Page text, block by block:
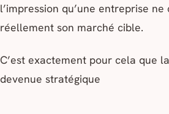
l’impression qu’une entreprise
réellement son marché cible.
C’est exactement pour cela que
devenue stratégique